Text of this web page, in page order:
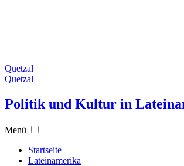
Quetzal
Quetzal
Politik und Kultur in
Menü
Startseite
Lateinamerika